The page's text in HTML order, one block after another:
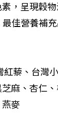
，呈現穀
最佳營養補
藜、台灣
麻、杏仁
麥